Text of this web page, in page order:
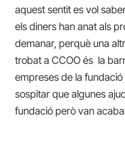
aquest sentit es vol
els diners han anat als
demanar, perquè una
trobat a CCOO és la
empreses de la fundació
sospitar que algunes
fundació però van